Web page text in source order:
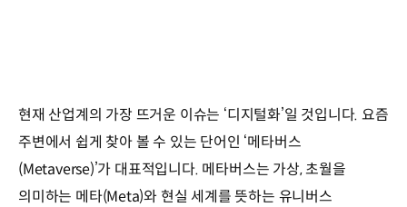
현재 산업계의 가장 뜨거운 이슈는 ‘디지털화’일 것입니다. 요즘
주변에서 쉽게 찾아 볼 수 있는 단어인 ‘메타버스
(Metaverse)’가 대표적입니다. 메타버스는 가상, 초월을
의미하는 메타(Meta)와 현실 세계를 뜻하는 유니버스